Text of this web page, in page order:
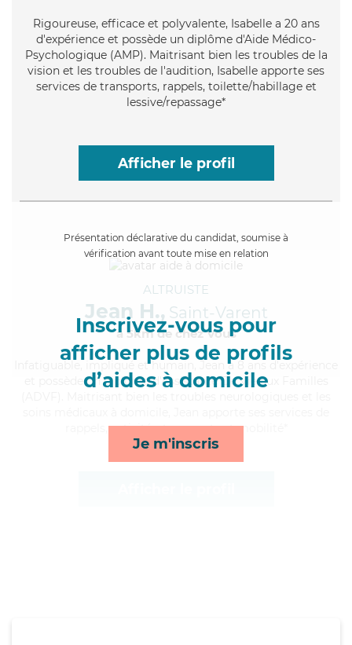
Rigoureuse, efficace et polyvalente, Isabelle a 20 ans
d'expérience et possède un diplôme d'Aide Médico-
Psychologique (AMP). Maitrisant bien les troubles de la
vision et les troubles de l'audition, Isabelle apporte ses
services de transports, rappels, toilette/habillage et
lessive/repassage*
Afficher le profil
Présentation déclarative du candidat, soumise à
vérification avant toute mise en relation
Inscrivez-vous pour
afficher plus de profils
d’aides à domicile
Je m'inscris
ALTRUISTE
Jean H., Saint-Varent
à 5km de chez Vous
, impliqué et humain, Jean a 8 ans d'expérience
et possède un diplôme d'Assistante De Vie aux Familles
rappels, activités, transports et mobilité*